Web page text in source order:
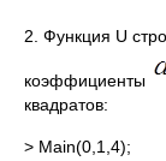
2. Функция U
коэффициенты
квадратов:
> Main(0,1,4);